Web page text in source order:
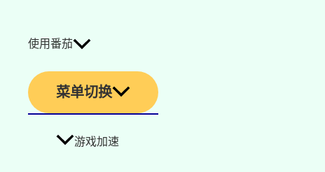
使用番茄
菜单切换
游戏加速